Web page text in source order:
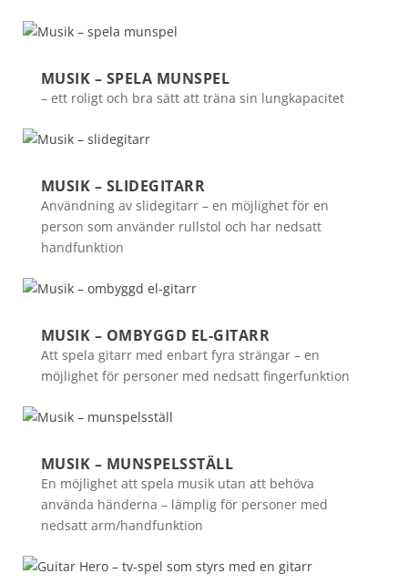
MUSIK – SPELA MUNSPEL
– ett roligt och bra sätt att träna sin lungkapacitet
MUSIK – SLIDEGITARR
Användning av slidegitarr – en möjlighet för en
person som använder rullstol och har nedsatt
handfunktion
MUSIK – OMBYGGD EL-GITARR
Att spela gitarr med enbart fyra strängar – en
möjlighet för personer med nedsatt fingerfunktion
MUSIK – MUNSPELSSTÄLL
En möjlighet att spela musik utan att behöva
använda händerna – lämplig för personer med
nedsatt arm/handfunktion